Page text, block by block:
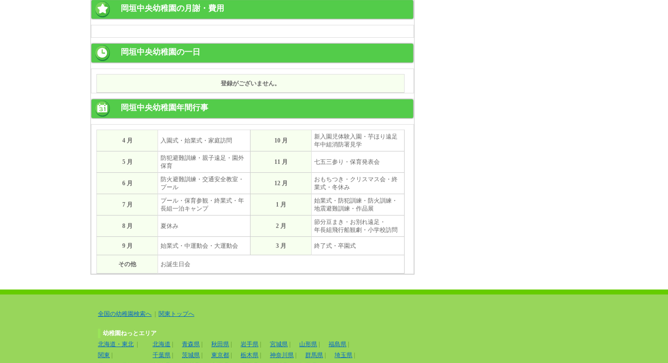
岡垣中央幼稚園の月謝・費用
岡垣中央幼稚園の一日
登録がございません。
岡垣中央幼稚園年間行事
4 月 入園式・始業式・家庭訪問 10 月
新入園児体験入園・芋ほり遠足
年中組消防署見学
5 月
防犯避難訓練・親子遠足・園外
保育
11 月 七五三参り・保育発表会
6 月
防火避難訓練・交通安全教室・
プール
12 月
おもちつき・クリスマス会・終
業式・冬休み
7 月
プール・保育参観・終業式・年
長組一泊キャンプ
1 月
始業式・防犯訓練・防火訓練・
地震避難訓練・作品展
8 月 夏休み 2 月
節分豆まき・お別れ遠足・
年長組飛行船観劇・小学校訪問
9 月 始業式・中運動会・大運動会 3 月 終了式・卒園式
その他 お誕生日会
全国の幼稚園検索へ 関東トップへ
幼稚園ねっとエリア
北海道・東北
北海道 青森県 秋田県 岩手県 宮城県 山形県 福島県
関東
千葉県 茨城県 東京都 栃木県 神奈川県 群馬県 埼玉県